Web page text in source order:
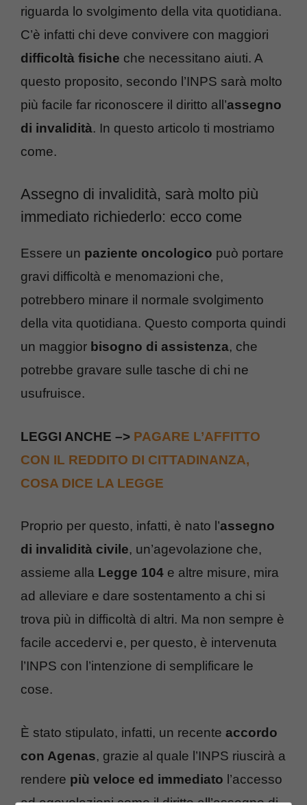
riguarda lo svolgimento della vita quotidiana.
C’è infatti chi deve convivere con maggiori
difficoltà fisiche che necessitano aiuti. A
questo proposito, secondo l’INPS sarà molto
più facile far riconoscere il diritto all’assegno
di invalidità. In questo articolo ti mostriamo
come.
Assegno di invalidità, sarà molto più
immediato richiederlo: ecco come
Essere un paziente oncologico può portare
gravi difficoltà e menomazioni che,
potrebbero minare il normale svolgimento
della vita quotidiana. Questo comporta quindi
un maggior bisogno di assistenza, che
potrebbe gravare sulle tasche di chi ne
usufruisce.
LEGGI ANCHE –> PAGARE L’AFFITTO
CON IL REDDITO DI CITTADINANZA,
COSA DICE LA LEGGE
Proprio per questo, infatti, è nato l’assegno
di invalidità civile, un’agevolazione che,
assieme alla Legge 104 e altre misure, mira
ad alleviare e dare sostentamento a chi si
trova più in difficoltà di altri. Ma non sempre è
facile accedervi e, per questo, è intervenuta
l’INPS con l’intenzione di semplificare le
cose.
È stato stipulato, infatti, un recente accordo
con Agenas, grazie al quale l’INPS riuscirà a
rendere più veloce ed immediato l’accesso